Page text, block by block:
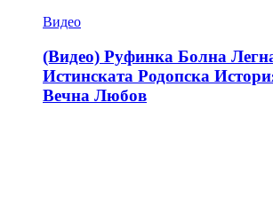
Видео
(Видео) Руфинка Болна
Истинската Родопска
Вечна Любов